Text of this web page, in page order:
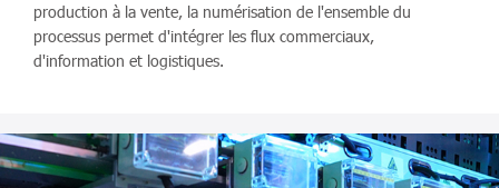
production à la vente, la numérisation de l'ensemble du
processus permet d'intégrer les flux commerciaux,
d'information et logistiques.